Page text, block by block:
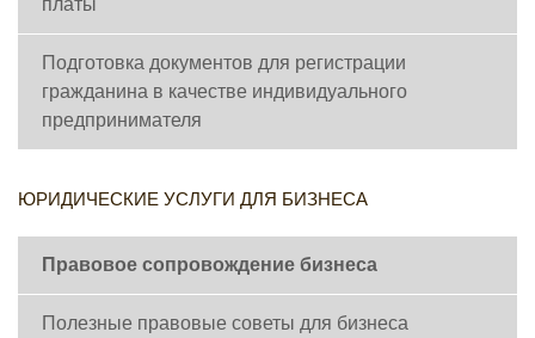
платы
Подготовка документов для регистрации
гражданина в качестве индивидуального
предпринимателя
ЮРИДИЧЕСКИЕ УСЛУГИ ДЛЯ БИЗНЕСА
Правовое сопровождение бизнеса
Полезные правовые советы для бизнеса